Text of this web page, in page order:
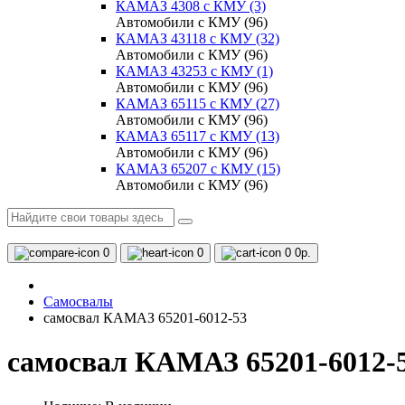
КАМАЗ 4308 c КМУ (3)
Автомобили с КМУ (96)
КАМАЗ 43118 с КМУ (32)
Автомобили с КМУ (96)
КАМАЗ 43253 с КМУ (1)
Автомобили с КМУ (96)
КАМАЗ 65115 с КМУ (27)
Автомобили с КМУ (96)
КАМАЗ 65117 с КМУ (13)
Автомобили с КМУ (96)
КАМАЗ 65207 с КМУ (15)
Автомобили с КМУ (96)
0 0 0 0р.
Самосвалы
самосвал КАМАЗ 65201-6012-53
самосвал КАМАЗ 65201-6012-